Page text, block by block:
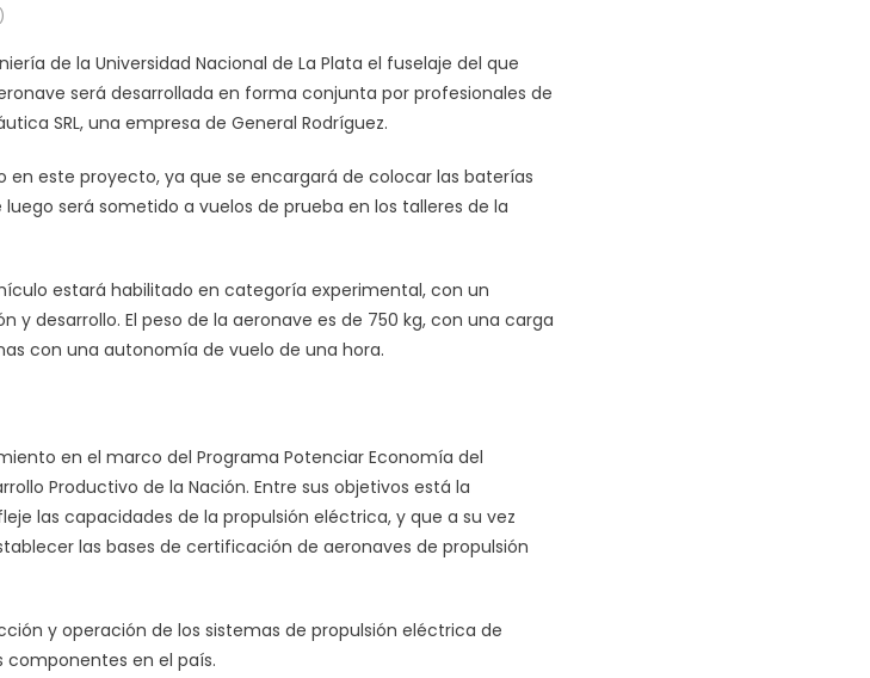
de la Universidad Nacional de La Plata el fuselaje del que
será desarrollada en forma conjunta por profesionales de
SRL, una empresa de General Rodríguez.
este proyecto, ya que se encargará de colocar las baterías
será sometido a vuelos de prueba en los talleres de la
estará habilitado en categoría experimental, con un
desarrollo. El peso de la aeronave es de 750 kg, con una carga
con una autonomía de vuelo de una hora.
en el marco del Programa Potenciar Economía del
Productivo de la Nación. Entre sus objetivos está la
las capacidades de la propulsión eléctrica, y que a su vez
las bases de certificación de aeronaves de propulsión
y operación de los sistemas de propulsión eléctrica de
componentes en el país.